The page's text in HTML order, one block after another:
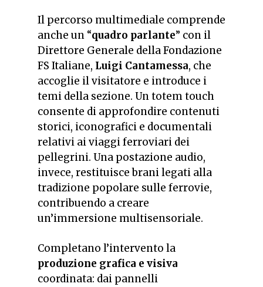
Il percorso multimediale comprende
anche un “quadro parlante” con il
Direttore Generale della Fondazione
FS Italiane, Luigi Cantamessa, che
accoglie il visitatore e introduce i
temi della sezione. Un totem touch
consente di approfondire contenuti
storici, iconografici e documentali
relativi ai viaggi ferroviari dei
pellegrini. Una postazione audio,
invece, restituisce brani legati alla
tradizione popolare sulle ferrovie,
contribuendo a creare
un’immersione multisensoriale.
Completano l’intervento la
produzione grafica e visiva
coordinata: dai pannelli